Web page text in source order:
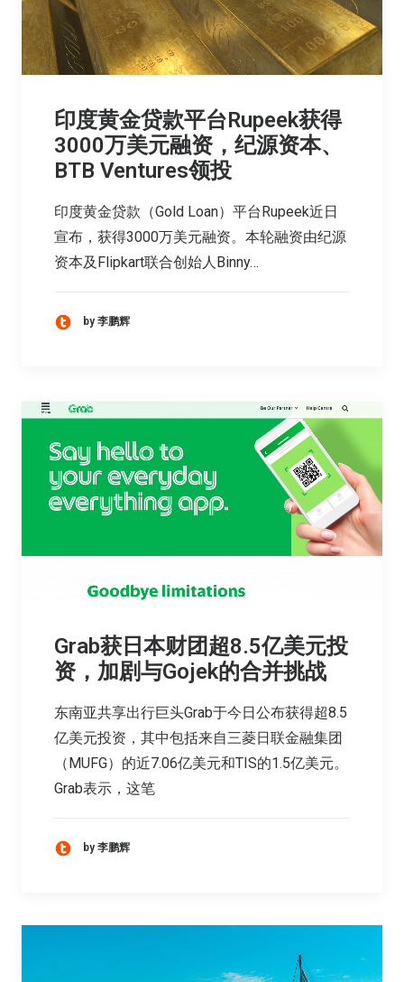
印度黄金贷款平台Rupeek获得
3000万美元融资，纪源资本、
BTB Ventures领投
印度黄金贷款（Gold Loan）平台Rupeek近日
宣布，获得3000万美元融资。本轮融资由纪源
资本及Flipkart联合创始人Binny…
by 李鹏辉
Grab获日本财团超8.5亿美元投
资，加剧与Gojek的合并挑战
东南亚共享出行巨头Grab于今日公布获得超8.5
亿美元投资，其中包括来自三菱日联金融集团
（MUFG）的近7.06亿美元和TIS的1.5亿美元。
Grab表示，这笔
by 李鹏辉